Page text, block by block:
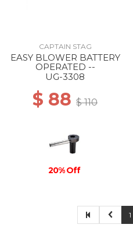
CAPTAIN STAG
EASY BLOWER BATTERY
OPERATED --
UG-3308
$ 88 $ 110
20% Off
1